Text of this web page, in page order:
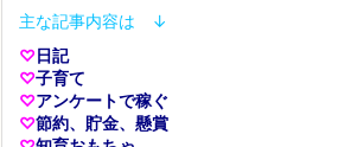
主な記事内容は ↓
♡日記
♡子育て
♡アンケートで稼ぐ
♡節約、貯金、懸賞